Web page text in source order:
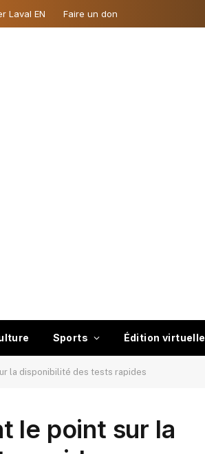
Laval EN Faire un don
Sports Édition virtuelle
la disponibilité des tests rapides
le point sur la